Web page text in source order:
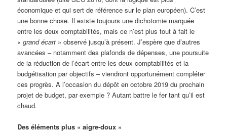
économique et qui sert de référence sur le plan européen). C’est
une bonne chose. Il existe toujours une dichotomie marquée
entre les deux comptabilités, mais ce n’est plus tout à fait le
«grand écart » observé jusqu’à présent. J’espère que d’autres
avancées – notamment des plafonds de dépenses, une poursuite
de la réduction de l’écart entre les deux comptabilités et la
budgétisation par objectifs – viendront opportunément compléter
ces progrès. A l’occasion du dépôt en octobre 2019 du prochain
projet de budget, par exemple ? Autant battre le fer tant qu’il est
chaud.
Des éléments plus « aigre-doux »